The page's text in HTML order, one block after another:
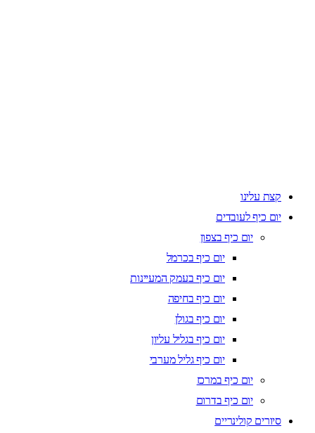
קצת עלינו
יום כיף לעובדים
יום כיף בצפון
יום כיף בכרמל
יום כיף בעמק המעיינות
יום כיף בחיפה
יום כיף בגולן
יום כיף בגליל עליון
יום כיף גליל מערבי
יום כיף במרכז
יום כיף בדרום
סיורים קולינריים